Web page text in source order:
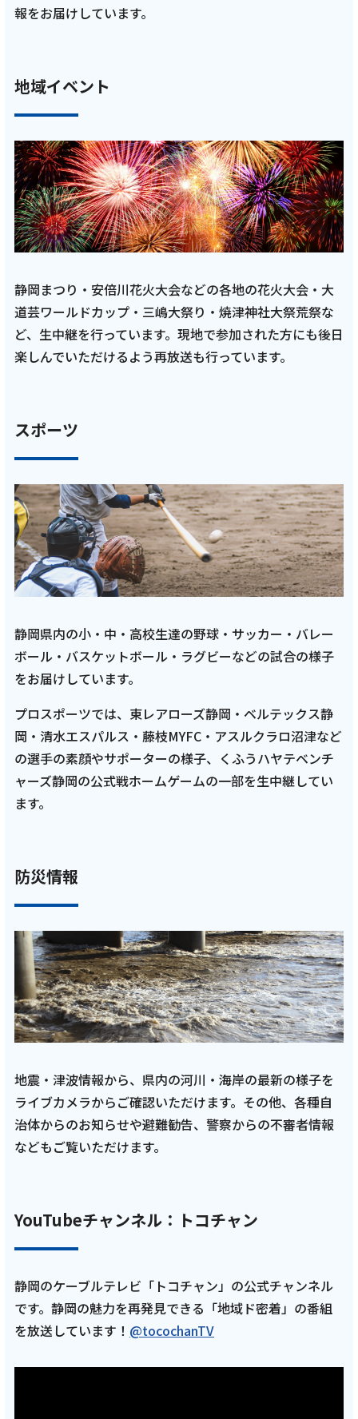
月放送回 全員一致ゲームに李博選手・酒井啓
2025年12月 11話
テレビ
【ケーブルテレビ・東レアローズ】2025年12
デナス選手・テイラー・エイブリル選手・キ
リル・クレーツ選手の魅力に迫る【ARROWS
TIME 第11話 トコチャン】
【ケーブルテレビ・東レアローズ】2025年11
月放送回 VC長野トライデンツとの練習試合＆
新加入選手情報【ARROWS TIME 第10話 トコ
チャン】
2025年10月 9話
【ケーブルテレビ・東レアローズ】2025年10
月放送回 アローズQ＆Aトークショー 難波尭
2025年9月 8話
テレビ
【ケーブルテレビ・東レアローズ】2025年9
月放送回 SV.LEAGUE開幕直前！早稲田大学バ
【ARROWS TIME 第8話 トコチャン】
記事を読む
2025年8月 7話
月放送回 チーム始動スペシャル！藤中優斗キ
ャプテン＆山口巧海副キャプテンの意気込み
＆バレー基礎講座・監督インタビュー
報をお届けしています。
地域イベント
静岡まつり・安倍川花火大会などの各地の花火大会・大
道芸ワールドカップ・三嶋大祭り・焼津神社大祭荒祭な
ど、生中継を行っています。現地で参加された方にも後日
楽しんでいただけるよう再放送も行っています。
スポーツ
静岡県内の小・中・高校生達の野球・サッカー・バレー
ボール・バスケットボール・ラグビーなどの試合の様子
をお届けしています。
プロスポーツでは、東レアローズ静岡・ベルテックス静
岡・清水エスパルス・藤枝MYFC・アスルクラロ沼津など
の選手の素顔やサポーターの様子、くふうハヤテベンチ
ャーズ静岡の公式戦ホームゲームの一部を生中継してい
ます。
防災情報
地震・津波情報から、県内の河川・海岸の最新の様子を
ライブカメラからご確認いただけます。その他、各種自
治体からのお知らせや避難勧告、警察からの不審者情報
などもご覧いただけます。
YouTubeチャンネル：トコチャン
静岡のケーブルテレビ「トコチャン」の公式チャンネル
です。静岡の魅力を再発見できる「地域ド密着」の番組
を放送しています！ @tocochanTV